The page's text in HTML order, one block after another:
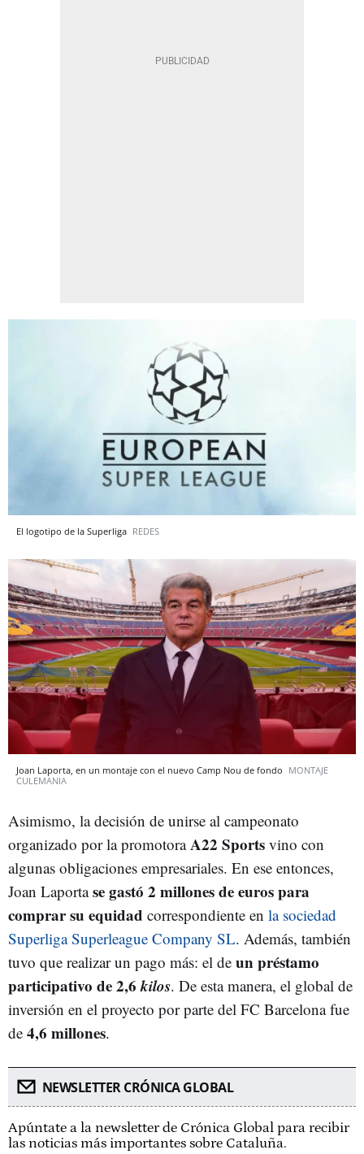
El logotipo de la Superliga REDES
Joan Laporta, en un montaje con el nuevo Camp Nou de fondo MONTAJE
CULEMANIA
Asimismo, la decisión de unirse al campeonato
organizado por la promotoraA22 Sports vino con
algunas obligaciones empresariales. En ese entonces,
Joan Laportase gastó 2 millones de euros para
comprar su equidad correspondiente en la sociedad
Superliga Superleague Company SL. Además, también
tuvo que realizar un pago más: el de un préstamo
participativo de 2,6kilos. De esta manera, el global de
inversión en el proyecto por parte del FC Barcelona fue
de 4,6 millones.
NEWSLETTER CRÓNICA GLOBAL
Apúntate a la newsletter de Crónica Global para recibir
las noticias más importantes sobre Cataluña.